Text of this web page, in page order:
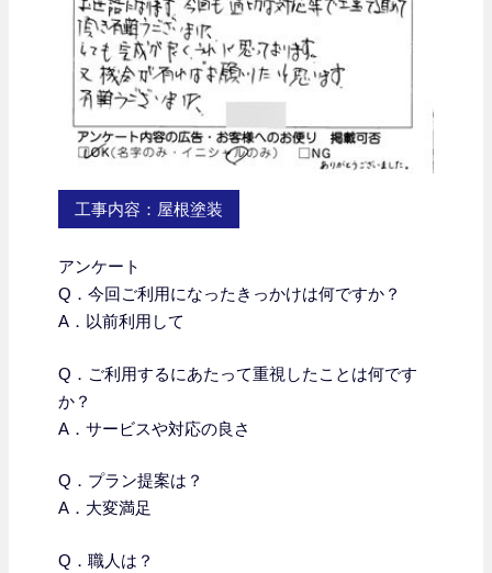
工事内容：屋根塗装
アンケート
Q．今回ご利用になったきっかけは何ですか？
A．以前利用して
Q． ご利用するにあたって重視したことは何です
か？
A．サービスや対応の良さ
Q．プラン提案は？
A．大変満足
Q．職人は？